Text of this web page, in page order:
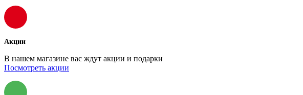
Акции
В нашем магазине вас ждут акции и подарки
Посмотреть акции